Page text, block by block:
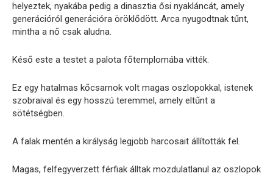
helyeztek, nyakába pedig a dinasztia ősi nyakláncát, amely
generációról generációra öröklődött. Arca nyugodtnak tűnt,
mintha a nő csak aludna.
Késő este a testet a palota főtemplomába vitték.
Ez egy hatalmas kőcsarnok volt magas oszlopokkal, istenek
szobraival és egy hosszú teremmel, amely eltűnt a
sötétségben.
A falak mentén a királyság legjobb harcosait állították fel.
Magas, felfegyverzett férfiak álltak mozdulatlanul az oszlopok